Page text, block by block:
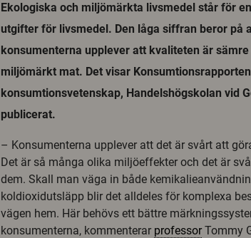
Ekologiska och miljömärkta livsmedel står för
utgifter för livsmedel. Den låga siffran beror på
konsumenterna upplever att kvaliteten är
miljömärkt mat. Det visar
konsumtionsvetenskap, Handelshögskolan vid
publicerat.
– Konsumenterna upplever att det är svårt att
Det är så många olika miljöeffekter och det är
dem. Skall man väga in både
koldioxidutsläpp blir det alldeles för komplexa
vägen hem. Här behövs ett bättre
konsumenterna, kommenterar professorTommy